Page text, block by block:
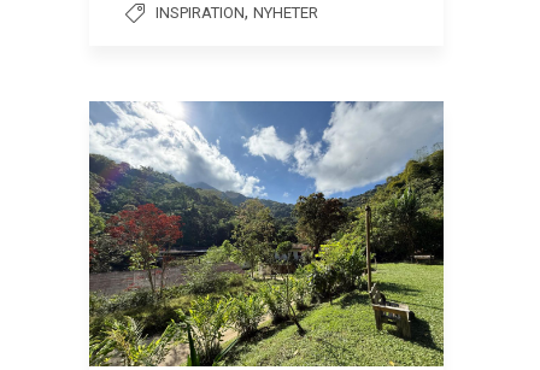
INSPIRATION, NYHETER